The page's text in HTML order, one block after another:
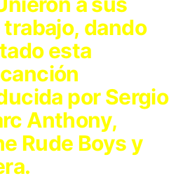
dando
esta
porSergio
Anthony,
Rude Boys y